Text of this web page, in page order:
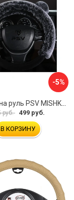
-5%
Оплетка на руль PSV MISHKA Premium 136095
руб. 499 руб.
В КОРЗИНУ